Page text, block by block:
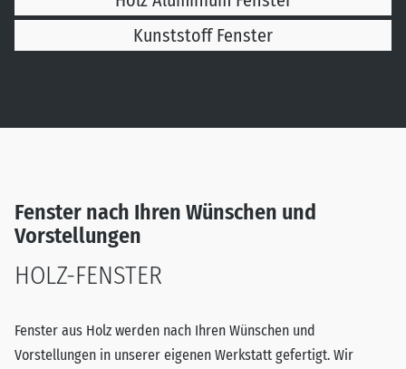
Kunststoff Fenster
Fenster nach Ihren Wünschen und
Vorstellungen
HOLZ-FENSTER
Fenster aus Holz werden nach Ihren Wünschen und
Vorstellungen in unserer eigenen Werkstatt gefertigt. Wir